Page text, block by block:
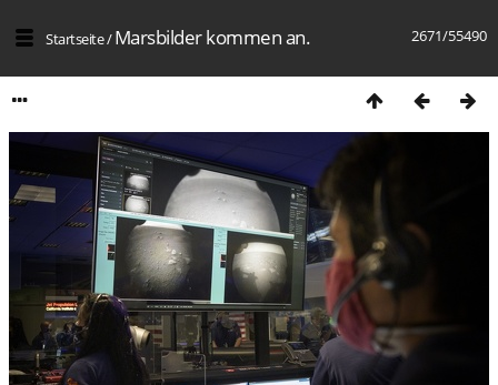
2671/55490
Startseite/Marsbilder kommen an.